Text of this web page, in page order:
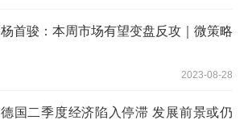
杨首骏：本周市场有望变盘反攻｜微策略
2023-08-28
德国二季度经济陷入停滞 发展前景或仍